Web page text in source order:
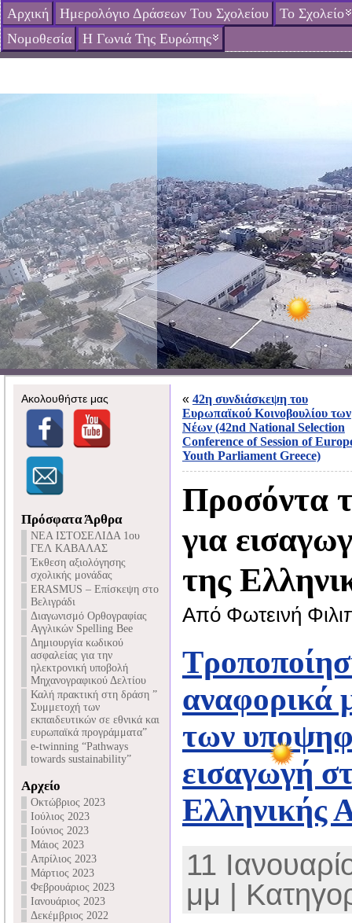
Αρχική Ημερολόγιο Δράσεων Του Σχολείου
Το Σχολείο
Νομοθεσία
Η Γωνιά Της Ευρώπης
Ακολουθήστε μας
Πρόσφατα Άρθρα
NEA ΙΣΤΟΣΕΛΙΔΑ 1ου
ΓΕΛ ΚΑΒΑΛΑΣ
Έκθεση αξιολόγησης
σχολικής μονάδας
ERASMUS – Επίσκεψη στο
Βελιγράδι
Διαγωνισμό Ορθογραφίας
Αγγλικών Spelling Bee
Δημιουργία κωδικού
ασφαλείας για την
ηλεκτρονική υποβολή
Μηχανογραφικού Δελτίου
Καλή πρακτική στη δράση ”
Συμμετοχή των
εκπαιδευτικών σε εθνικά και
ευρωπαϊκά προγράμματα”
e-twinning “Pathways
towards sustainability”
Αρχείο
Οκτώβριος 2023
Ιούλιος 2023
Ιούνιος 2023
Μάιος 2023
Απρίλιος 2023
Μάρτιος 2023
Φεβρουάριος 2023
Ιανουάριος 2023
Δεκέμβριος 2022
« 42η συνδιάσκεψη του
Ευρωπαϊκού Κοινοβουλίου των
Νέων (42nd National Selection
Conference of Session of
Youth Parliament Greece)
Προσόντα
για
της
Από Φωτεινή
αναφορικά
των
εισαγωγή
Ελληνικής
11
μμ |